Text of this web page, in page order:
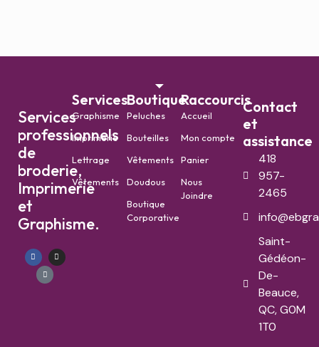
Services
professionnels
de
broderie,
Imprimerie
et
Graphisme.
Services
Graphisme
Imprimerie
Lettrage
Vêtements
Boutique
Peluches
Bouteilles
Vêtements
Doudous
Boutique
Corporative
Raccourcis
Accueil
Mon compte
Panier
Nous
Joindre
Contact
et
assistance
418
957-
2465
Saint-
Gédéon-
De-
Beauce,
QC, G0M
1T0